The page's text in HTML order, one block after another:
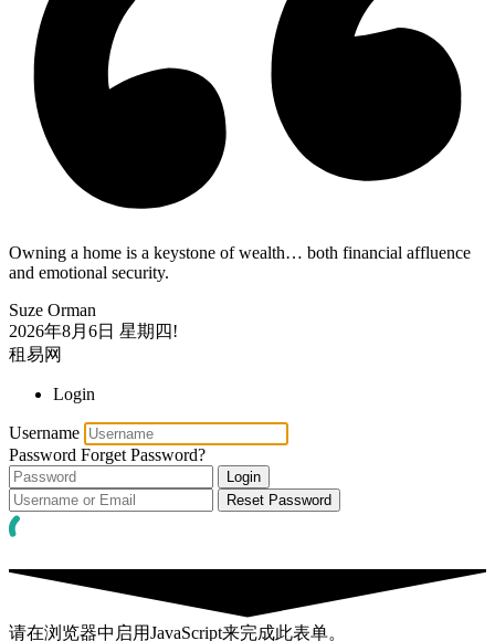
Owning a home is a keystone of wealth… both financial affluence
and emotional security.
Suze Orman
2026年8月6日 星期四!
租易网
Login
Username
Password Forget Password?
Login
Reset Password
请在浏览器中启用JavaScript来完成此表单。